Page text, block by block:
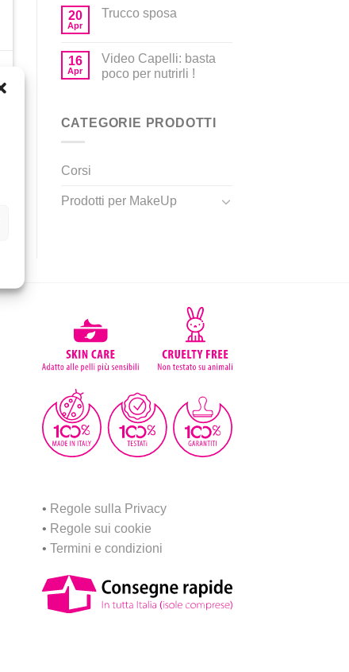
20
Apr
Trucco sposa
16
Apr
Video Capelli: basta
poco per nutrirli !
CATEGORIE PRODOTTI
Corsi
Prodotti per MakeUp
• Regole sulla Privacy
• Regole sui cookie
• Termini e condizioni